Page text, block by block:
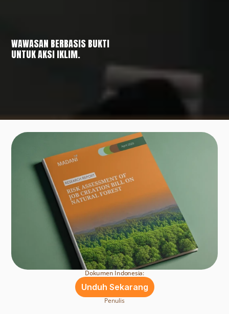
WAWASAN BERBASIS BUKTI
UNTUK AKSI IKLIM.
Dokumen Indonesia:
Unduh Sekarang
Penulis